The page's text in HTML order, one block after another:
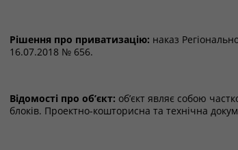
Рішення про приватизацію: наказ
16.07.2018 № 656.
Відомості про об’єкт: об’єкт являє собою
блоків. Проектно-кошторисна та технічна